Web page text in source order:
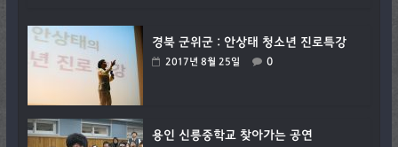
경북 군위군 : 안상태 청소년 진로특강
2017년 8월 25일 0
용인 신릉중학교 찾아가는 공연